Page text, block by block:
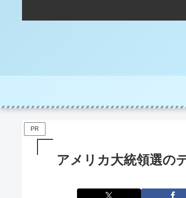
PR
アメリカ大統領選の